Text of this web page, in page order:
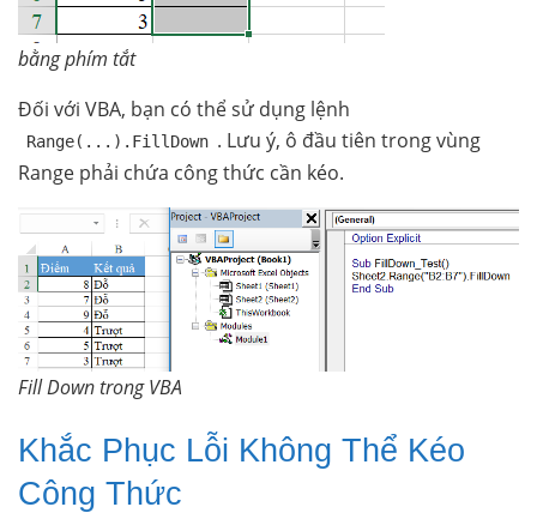
bằng phím tắt
Đối với VBA, bạn có thể sử dụng lệnh
Range(...).FillDown . Lưu ý, ô đầu tiên trong vùng
Range phải chứa công thức cần kéo.
Fill Down trong VBA
Khắc Phục Lỗi Không Thể Kéo
Công Thức